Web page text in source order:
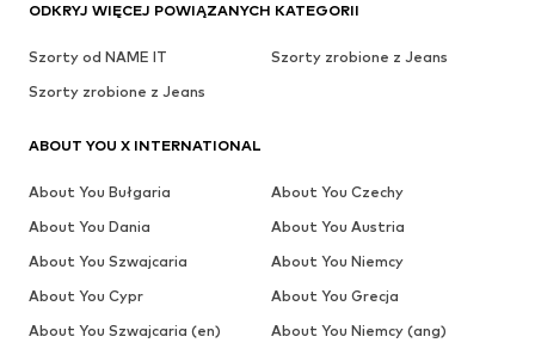
ODKRYJ WIĘCEJ POWIĄZANYCH KATEGORII
Szorty od NAME IT
Szorty zrobione z Jeans
Szorty zrobione z Jeans
ABOUT YOU X INTERNATIONAL
About You Bułgaria
About You Czechy
About You Dania
About You Austria
About You Szwajcaria
About You Niemcy
About You Cypr
About You Grecja
About You Szwajcaria (en)
About You Niemcy (ang)